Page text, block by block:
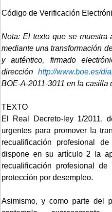
Código de Verificación
Nota: El texto que se muestra
mediante una transformación
y auténtico, firmado
dirección http://www.boe.es/
BOE-A-2011-3011 en la casilla
TEXTO
El Real Decreto-ley 1/2011,
urgentes para promover la
recualificación profesional
dispone en su artículo 2 la
recualificación profesional
protección por desempleo.
Asimismo, y como parte del